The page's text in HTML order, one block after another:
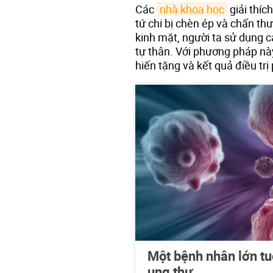
Các nhà khoa học giải
tứ chi bị chèn ép và chấn
kinh mặt, người ta sử dụng
tự thân. Với phương pháp
hiến tặng và kết quả điều
Một bệnh nhân lớn